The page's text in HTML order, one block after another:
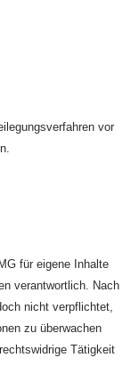
vor
für eigene Inhalte
verantwortlich. Nach
nicht verpflichtet,
zu überwachen
Tätigkeit